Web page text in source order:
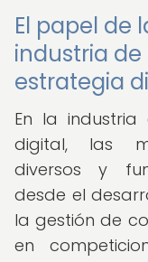
El papel de
industria de
estrategia
En la
digital, las
diversos y
desde el
la gestión de
en